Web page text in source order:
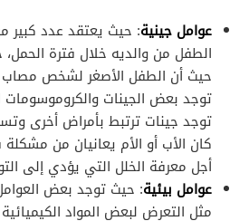
عوامل جينية: حيث يعتقد عدد كبير
الطفل من والديه خلال فترة
حيث أن الطفل الأصغر لشخص مصاب
توجد بعض الجينات
توجد جينات ترتبط بأمراض أخرى
كان الأب أو الأم يعانيان من
أجل معرفة الخلل التي يؤدي إلى
عوامل بيئية: حيث توجد بعض
مثل التعرض لبعض المواد